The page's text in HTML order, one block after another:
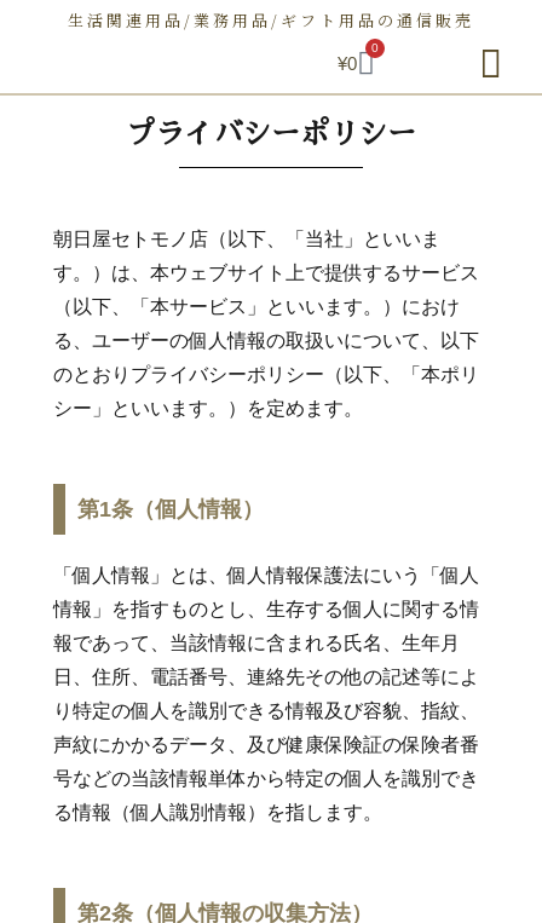
生活関連用品/業務用品/ギフト用品の通信販売
¥0
0
プライバシーポリシー
朝日屋セトモノ店（以下、「当社」といいま
す。）は、本ウェブサイト上で提供するサービス
（以下、「本サービス」といいます。）におけ
る、ユーザーの個人情報の取扱いについて、以下
のとおりプライバシーポリシー（以下、「本ポリ
シー」といいます。）を定めます。
第1条（個人情報）
「個人情報」とは、個人情報保護法にいう「個人
情報」を指すものとし、生存する個人に関する情
報であって、当該情報に含まれる氏名、生年月
日、住所、電話番号、連絡先その他の記述等によ
り特定の個人を識別できる情報及び容貌、指紋、
声紋にかかるデータ、及び健康保険証の保険者番
号などの当該情報単体から特定の個人を識別でき
る情報（個人識別情報）を指します。
第2条（個人情報の収集方法）